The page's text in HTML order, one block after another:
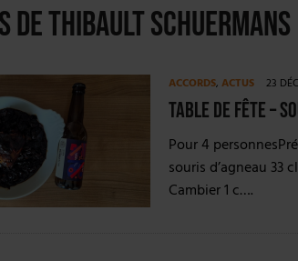
LA GÉNÉRATION Z ET LA MODÉRATION RÉINVENTENT LE
CONSOMMATION : LA VISION DU GROUPE ANTHONY MARTIN
| JUIN EN CHR : LA BIÈRE RESTE EN TÊTE, POURSUIVIE PAR
EMBALLAGE DURABLE : LE BOOM DE LA BOUTEILLE
HEINEKEN A SUPPRIMÉ 3 000 POSTES AU PREMIER SEMESTRE
Thibault Schuermans
ACCORDS, ACTUS 23
Table de fête –
Pour 4
souris d’agneau 33
Cambier 1 c….